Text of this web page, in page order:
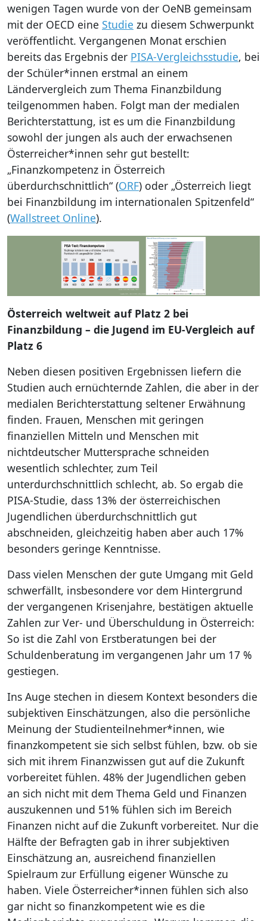
wenigen Tagen wurde von der OeNB gemeinsam
mit der OECD eine Studie zu diesem Schwerpunkt
veröffentlicht. Vergangenen Monat erschien
bereits das Ergebnis der PISA-Vergleichsstudie, bei
der Schüler*innen erstmal an einem
Ländervergleich zum Thema Finanzbildung
teilgenommen haben. Folgt man der medialen
Berichterstattung, ist es um die Finanzbildung
sowohl der jungen als auch der erwachsenen
Österreicher*innen sehr gut bestellt:
„Finanzkompetenz in Österreich
überdurchschnittlich“ (ORF) oder „Österreich liegt
bei Finanzbildung im internationalen Spitzenfeld“
(Wallstreet Online).
Österreich weltweit auf Platz 2 bei
Finanzbildung – die Jugend im EU-Vergleich auf
Platz 6
Neben diesen positiven Ergebnissen liefern die
Studien auch ernüchternde Zahlen, die aber in der
medialen Berichterstattung seltener Erwähnung
finden. Frauen, Menschen mit geringen
finanziellen Mitteln und Menschen mit
nichtdeutscher Muttersprache schneiden
wesentlich schlechter, zum Teil
unterdurchschnittlich schlecht, ab. So ergab die
PISA-Studie, dass 13% der österreichischen
Jugendlichen überdurchschnittlich gut
abschneiden, gleichzeitig haben aber auch 17%
besonders geringe Kenntnisse.
Dass vielen Menschen der gute Umgang mit Geld
schwerfällt, insbesondere vor dem Hintergrund
der vergangenen Krisenjahre, bestätigen aktuelle
Zahlen zur Ver- und Überschuldung in Österreich:
So ist die Zahl von Erstberatungen bei der
Schuldenberatung im vergangenen Jahr um 17 %
gestiegen.
Ins Auge stechen in diesem Kontext besonders die
subjektiven Einschätzungen, also die persönliche
Meinung der Studienteilnehmer*innen, wie
finanzkompetent sie sich selbst fühlen, bzw. ob sie
sich mit ihrem Finanzwissen gut auf die Zukunft
vorbereitet fühlen. 48% der Jugendlichen geben
an sich nicht mit dem Thema Geld und Finanzen
auszukennen und 51% fühlen sich im Bereich
Finanzen nicht auf die Zukunft vorbereitet. Nur die
Hälfte der Befragten gab in ihrer subjektiven
Einschätzung an, ausreichend finanziellen
Spielraum zur Erfüllung eigener Wünsche zu
haben. Viele Österreicher*innen fühlen sich also
gar nicht so finanzkompetent wie es die